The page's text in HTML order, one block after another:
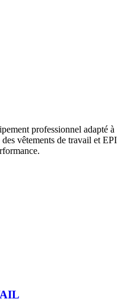
professionnel adapté à
vêtements de travail et EPI